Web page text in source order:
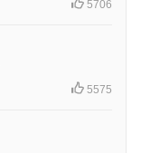
5706
5575